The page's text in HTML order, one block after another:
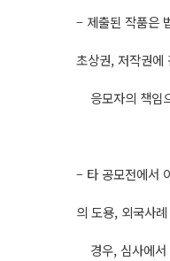
– 제출된 작품은
초상권, 저작권에
응모자의 책임
– 타 공모전에서
의 도용, 외국사
경우, 심사에서